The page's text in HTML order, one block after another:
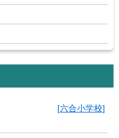
[六合小学校]